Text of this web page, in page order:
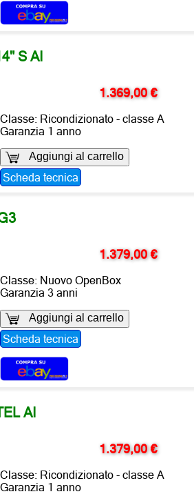
S AI
1.369,00 €
Classe: Ricondizionato - classe A
Garanzia 1 anno
Aggiungi al carrello
Scheda tecnica
1.379,00 €
Classe: Nuovo OpenBox
Garanzia 3 anni
Aggiungi al carrello
Scheda tecnica
AI
1.379,00 €
Classe: Ricondizionato - classe A
Garanzia 1 anno